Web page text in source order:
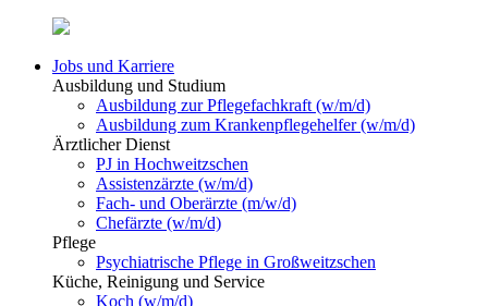
Jobs und Karriere
Ausbildung und Studium
Ausbildung zur Pflegefachkraft (w/m/d)
Ausbildung zum Krankenpflegehelfer (w/m/d)
Ärztlicher Dienst
PJ in Hochweitzschen
Assistenzärzte (w/m/d)
Fach- und Oberärzte (m/w/d)
Chefärzte (w/m/d)
Pflege
Psychiatrische Pflege in Großweitzschen
Küche, Reinigung und Service
Koch (w/m/d)